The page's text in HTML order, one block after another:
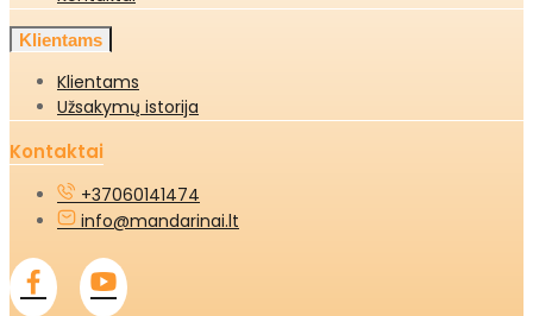
Klientams
Klientams
Užsakymų istorija
Kontaktai
+37060141474
info@mandarinai.lt